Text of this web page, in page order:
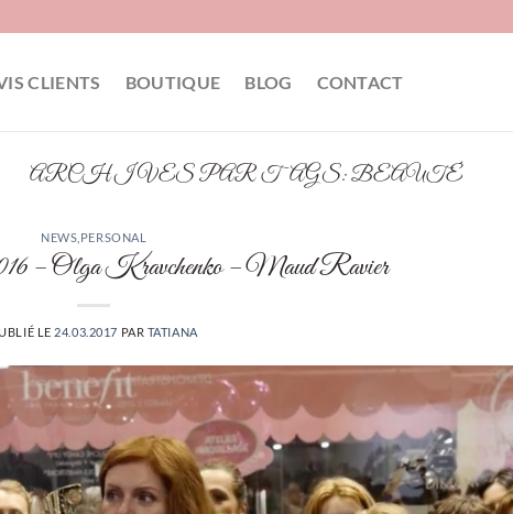
CLIENTS BOUTIQUE BLOG CONTACT
ARCHIVES PAR TAGS:BEAUTÉ
NEWS PERSONAL
– Olga Kravchenko – Maud Ravier
LE 24.03.2017 PAR TATIANA